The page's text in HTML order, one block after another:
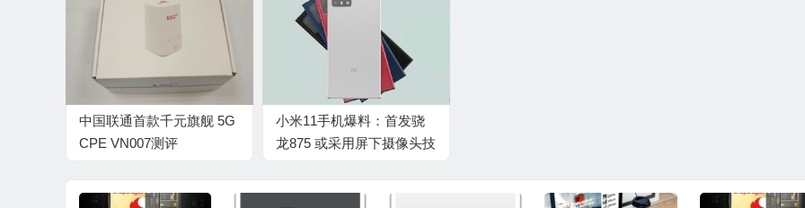
中国联通首款千元旗舰 5G
CPE VN007测评
小米11手机爆料：首发骁
龙875 或采用屏下摄像头技